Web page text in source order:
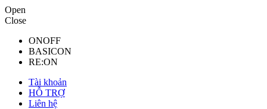
Open
Close
ONOFF
BASICON
RE:ON
Tài khoản
HỖ TRỢ
Liên hệ